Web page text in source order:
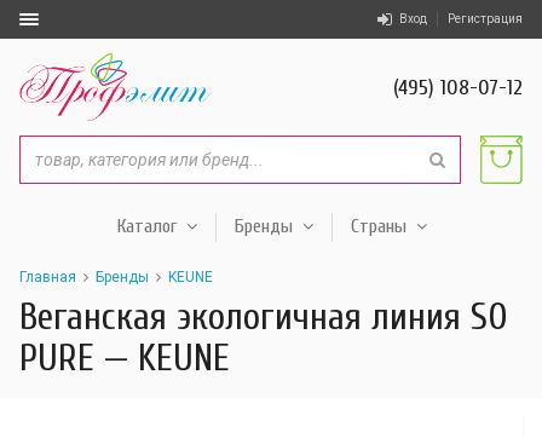
Вход Регистрация
(495) 108-07-12
Каталог Бренды Страны
Главная Бренды KEUNE
Веганская экологичная линия SO
PURE — KEUNE